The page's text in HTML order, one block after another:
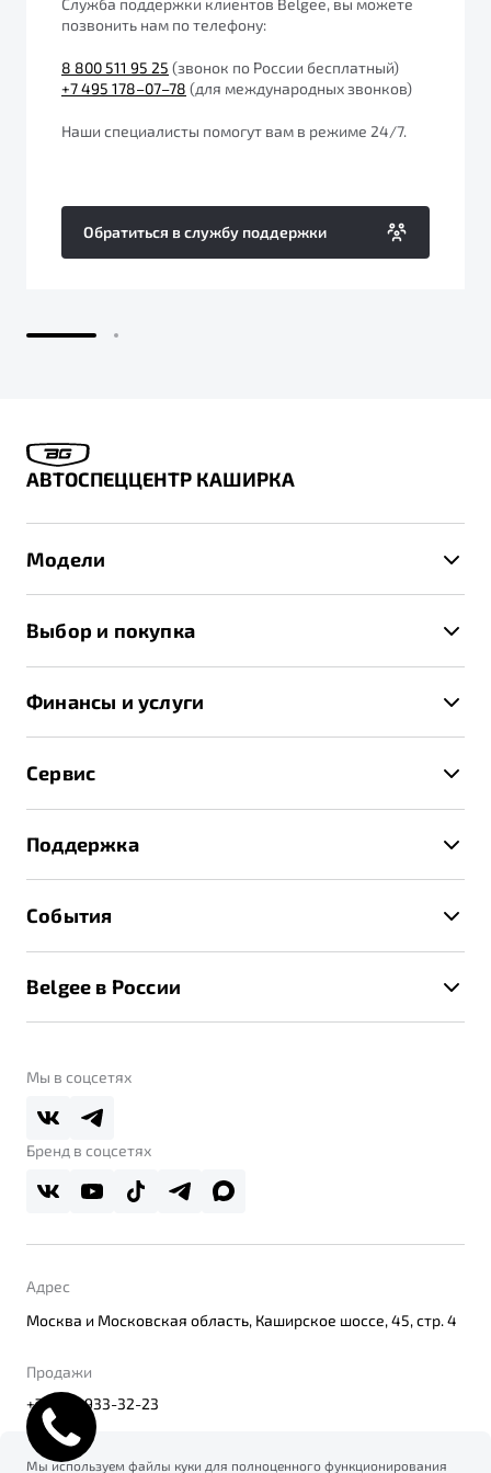
от 1 699 990 ₽*
Обзор В наличии
X70
Обзор
Автокредит
Спецпредложения
Будьте еще более уверены на дорогах с программой
Калькулятор ТО
Служба поддержки клиентов Belgee, вы можете
позвонить нам по телефону:
8 800 511 95 25 (звонок по России бесплатный)
+7 495 178–07–78 (для международных звонков)
Наши специалисты помогут вам в режиме 24/7.
Обратиться в службу поддержки
АВТОСПЕЦЦЕНТР КАШИРКА
Модели
X70
Выбор и покупка
Спецпредложения и Акции
Записаться на тест-драйв
Получить предложение
Финансы и услуги
Трейд-ин
Страхование
Расчет КАСКО
Сервис
Руководство по эксплуатации
Техническое обслуживание
Калькулятор ТО
Поддержка
Помощь на дорогах
Belgee Линк
Belgee Плюс
Реферальная программа
События
Контакты
Belgee в России
О дилерском центре
Правовая информация
Мы в соцсетях
Бренд в соцсетях
Адрес
Москва и Московская область, Каширское шоссе, 45, стр. 4
Продажи
+7(495) 933-32-23
Мы используем файлы куки для полноценного функционирования